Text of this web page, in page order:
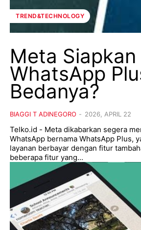
TREND&TECHNOLOGY
Meta Siapkan
WhatsApp
Bedanya?
BIAGGI T ADINEGORO - 2026, APRIL 22
Telko.id - Meta dikabarkan segera
WhatsApp bernama WhatsApp Plus,
layanan berbayar dengan fitur tambahan.
beberapa fitur yang...